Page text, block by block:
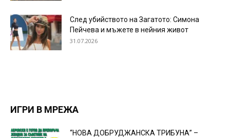
След убийството на Загатото: Симона
Пейчева и мъжете в нейния живот
31.07.2026
ИГРИ В МРЕЖА
“НОВА ДОБРУДЖАНСКА ТРИБУНА” –